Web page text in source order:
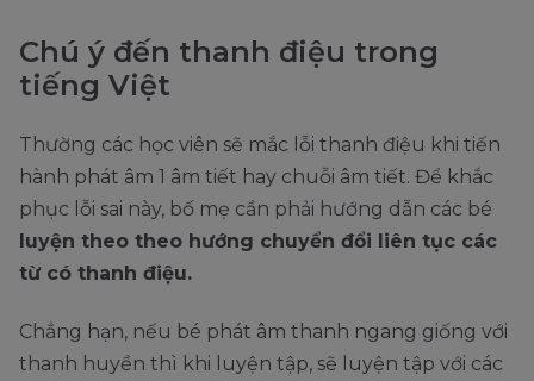
Chú ý đến thanh điệu trong
tiếng Việt
Thường các học viên sẽ mắc lỗi thanh điệu khi tiến
hành phát âm 1 âm tiết hay chuỗi âm tiết. Để khắc
phục lỗi sai này, bố mẹ cần phải hướng dẫn các bé
luyện theo theo hướng chuyển đổi liên tục các
từ có thanh điệu.
Chẳng hạn, nếu bé phát âm thanh ngang giống với
thanh huyền thì khi luyện tập, sẽ luyện tập với các